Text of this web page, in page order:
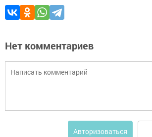
Нет комментариев
Авторизоваться